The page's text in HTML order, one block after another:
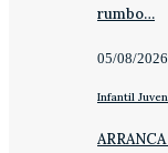
rumbo…
05/08/2026
Infantil